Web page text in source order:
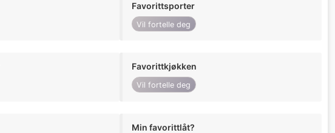
Favorittsporter
Vil fortelle deg
Favorittkjøkken
Vil fortelle deg
Min favorittlåt?